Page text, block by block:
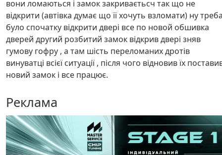
вони ломаються і замок закриваєтьсч так що не
відкрити (автівка думає що її хочуть взломати) ну
було спочатку відкрити двері все по новой обшивка
дверей другий розбитий замок відкрив двері зняв
гумову гофру , а там шість переломаних дротів
винуватці всієї ситуації , після чого відновив їх
новий замок і все працює.
Реклама